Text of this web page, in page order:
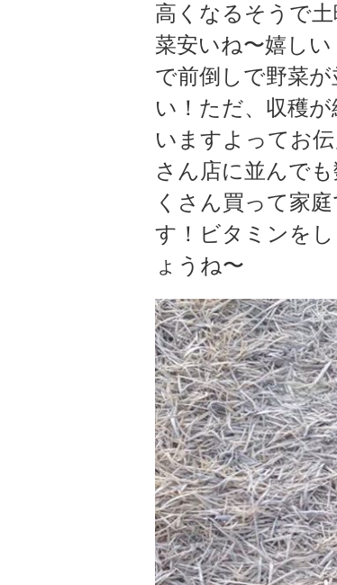
高くなるそうで
菜安いね〜嬉し
で前倒しで野菜
い！ただ、収穫
いますよってお
さん店に並んで
くさん買って家
す！ビタミンを
ょうね〜